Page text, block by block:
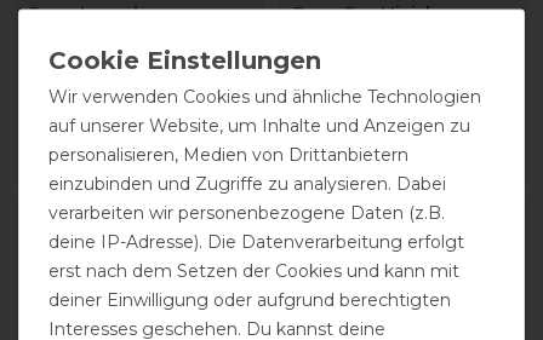
Dyon Langchaps aus
ARTIKEL MERKEN
Dyon Pro Minichaps
1 Paar
ARTIKEL MERKEN
Wir verwenden Cookies und ähnliche Technologien
auf unserer Website, um Inhalte und Anzeigen zu
personalisieren, Medien von Drittanbietern
einzubinden und Zugriffe zu analysieren. Dabei
verarbeiten wir personenbezogene Daten (z.B.
deine IP-Adresse). Die Datenverarbeitung erfolgt
erst nach dem Setzen der Cookies und kann mit
deiner Einwilligung oder aufgrund berechtigten
Interesses geschehen. Du kannst deine